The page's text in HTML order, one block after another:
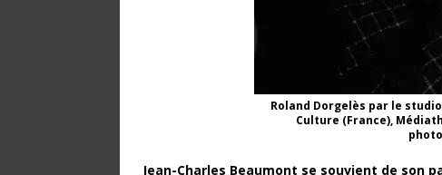
Roland Dorgelès par le
Culture (France),
Jean-Charles Beaumont se souvient de son